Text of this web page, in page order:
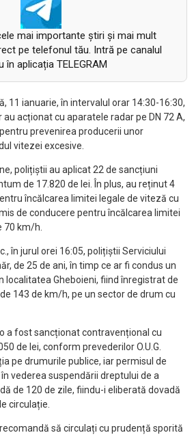
mai importante știri și mai mult
pe telefonul tău. Intră pe canalul
în aplicația TELEGRAM
11 ianuarie, în intervalul orar 14:30-16:30,
acționat cu aparatele radar pe DN 72 A,
prevenirea producerii unor
vitezei excesive.
polițiștii au aplicat 22 de sancțiuni
de 17.820 de lei. În plus, au reținut 4
încălcarea limitei legale de viteză cu
de conducere pentru încălcarea limitei
70 km/h.
în jurul orei 16:05, polițiștii Serviciului
de 25 de ani, în timp ce ar fi condus un
localitatea Gheboieni, fiind înregistrat de
143 de km/h, pe un sector de drum cu
a fost sancționat contravențional cu
de lei, conform prevederilor O.U.G.
pe drumurile publice, iar permisul de
vederea suspendării dreptului de a
de 120 de zile, fiindu-i eliberată dovadă
circulație.
să circulați cu prudență sporită